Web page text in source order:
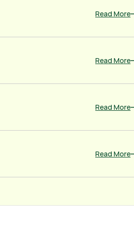
Read More
Read More
Read More
Read More